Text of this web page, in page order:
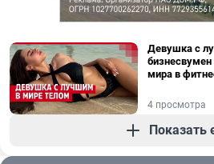
Девушка с
бизнесвумен
мира в
4 просмотра
Показать